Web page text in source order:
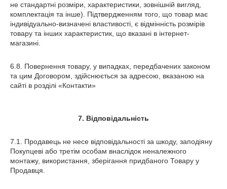
не стандартні розміри, характеристики, зовнішній вигляд,
комплектація та інше). Підтвердженням того, що товар має
індивідуально-визначені властивості, є відмінність розмірів
товару та інших характеристик, що вказані в інтернет-
магазині.
6.8. Повернення товару, у випадках, передбачених законом
та цим Договором, здійснюється за адресою, вказаною на
сайті в розділі «Контакти»
7. Відповідальність
7.1. Продавець не несе відповідальності за шкоду, заподіяну
Покупцеві або третім особам внаслідок неналежного
монтажу, використання, зберігання придбаного Товару у
Продавця.